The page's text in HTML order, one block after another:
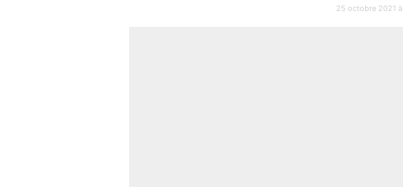
25 octobre 2021